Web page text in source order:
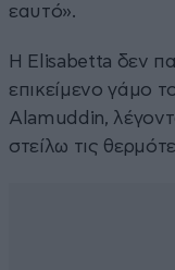
εαυτό».
Η Elisabetta δεν
επικείμενο γάμο
Alamuddin,
στείλω τις